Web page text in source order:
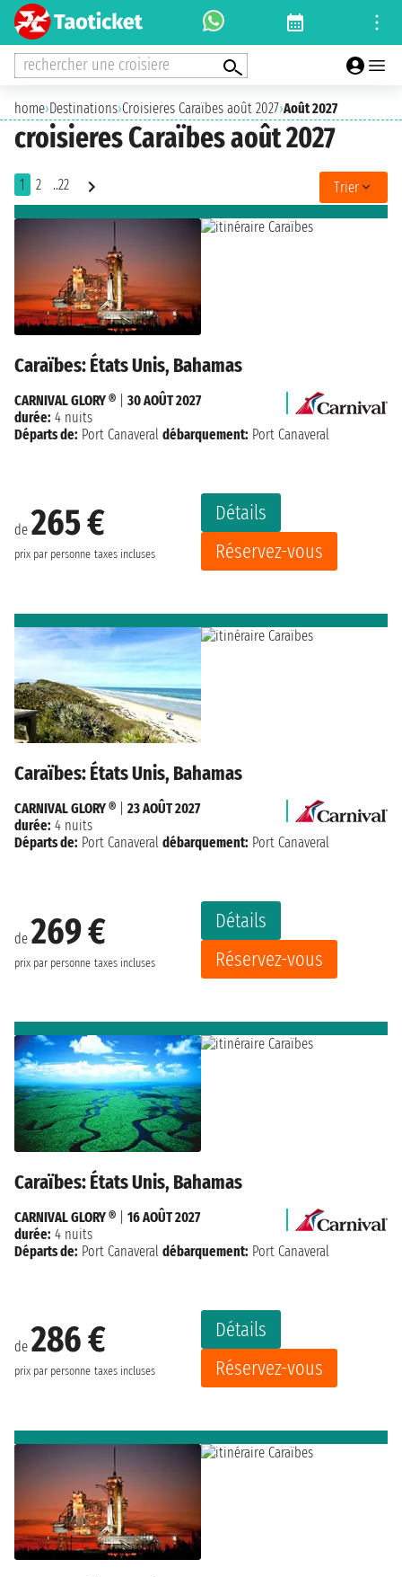
rechercher une croisiere
home›Destinations›Croisieres Caraïbes août 2027›Août 2027
croisieres Caraïbes août 2027
1 2 ..22 Trier
Caraïbes: États Unis, Bahamas
de 265 €
prix par personne taxes incluses
Détails
Réservez-vous
CARNIVAL GLORY ®
30 AOÛT 2027
durée: 4 nuits
Départs de: Port Canaveral débarquement: Port Canaveral
Caraïbes: États Unis, Bahamas
de 269 €
prix par personne taxes incluses
Détails
Réservez-vous
CARNIVAL GLORY ®
23 AOÛT 2027
durée: 4 nuits
Départs de: Port Canaveral débarquement: Port Canaveral
Caraïbes: États Unis, Bahamas
de 286 €
prix par personne taxes incluses
Détails
Réservez-vous
CARNIVAL GLORY ®
16 AOÛT 2027
durée: 4 nuits
Départs de: Port Canaveral débarquement: Port Canaveral